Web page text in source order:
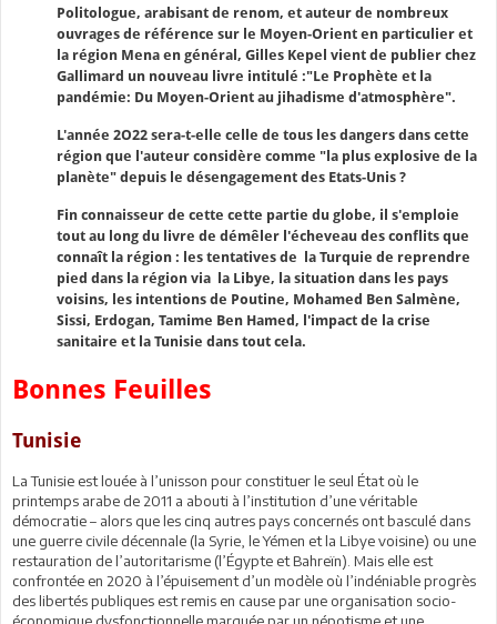
Politologue, arabisant de renom, et auteur de nombreux
ouvrages de référence sur le Moyen-Orient en particulier et
la région Mena en général, Gilles Kepel vient de publier chez
Gallimard un nouveau livre intitulé :"Le Prophète et la
pandémie: Du Moyen-Orient au jihadisme d'atmosphère".
L'année 2O22 sera-t-elle celle de tous les dangers dans cette
région que l'auteur considère comme "la plus explosive de la
planète" depuis le désengagement des Etats-Unis ?
Fin connaisseur de cette cette partie du globe, il s'emploie
tout au long du livre de démêler l'écheveau des conflits que
connaît la région : les tentatives de la Turquie de reprendre
pied dans la région via la Libye, la situation dans les pays
voisins, les intentions de Poutine, Mohamed Ben Salmène,
Sissi, Erdogan, Tamime Ben Hamed, l'impact de la crise
sanitaire et la Tunisie dans tout cela.
Bonnes Feuilles
Tunisie
La Tunisie est louée à l’unisson pour constituer le seul État où le
printemps arabe de 2011 a abouti à l’institution d’une véritable
démocratie – alors que les cinq autres pays concernés ont basculé dans
une guerre civile décennale (la Syrie, le Yémen et la Libye voisine) ou une
restauration de l’autoritarisme (l’Égypte et Bahreïn). Mais elle est
confrontée en 2020 à l’épuisement d’un modèle où l’indéniable progrès
des libertés publiques est remis en cause par une organisation socio-